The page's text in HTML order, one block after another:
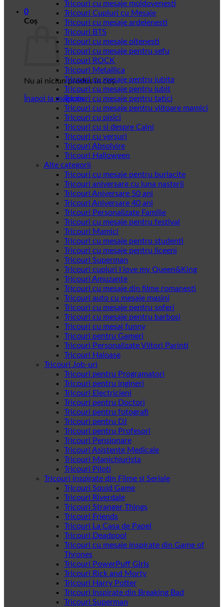
0
Coș
Nu ai niciun produs în coș.
Înapoi la magazin
Tricouri cu mesaje moldovenesti
Tricouri Cupluri cu Mesaje
Tricouri cu mesaje ardelenesti
Tricouri BTS
Tricouri cu mesaje oltenesti
Tricouri cu mesaje pentru sefu
Tricouri ROCK
Tricouri Metallica
Tricouri cu mesaje pentru iubita
Tricouri cu mesaje pentru iubit
Tricouri cu mesaje pentru tatici
Tricouri cu mesaje pentru viitoare mamici
Tricouri cu pisici
Tricouri cu si despre Caini
Tricouri cu versuri
Tricouri Absolvire
Tricouri Halloween
Alte categorii
Tricouri cu mesaje pentru burlacite
Tricouri aniversare cu luna nasterii
Tricouri Aniversare 50 ani
Tricouri Aniversare 40 ani
Tricouri Personalizate Familie
Tricouri cu mesaje pentru festival
Tricouri Mamici
Tricouri cu mesaje pentru studenti
Tricouri cu mesaje pentru liceeni
Tricouri Superman
Tricouri cupluri I love my Queen&King
Tricouri Amuzante
Tricouri cu mesaje din filme romanesti
Tricouri auto cu mesaje masini
Tricouri cu mesaje pentru soferi
Tricouri cu mesaje pentru barbosi
Tricouri cu mesaj funny
Tricouri pentru Gameri
Tricouri Personalizate Viitori Parinti
Tricouri Haioase
Tricouri Job-uri
Tricouri pentru Programatori
Tricouri pentru ingineri
Tricouri Electricieni
Tricouri pentru Doctori
Tricouri pentru fotografi
Tricouri pentru DJ
Tricouri pentru Profesori
Tricouri Pensionare
Tricouri Asistente Medicale
Tricouri Manichiurista
Tricouri Piloti
Tricouri inspirate din Filme si Seriale
Tricouri Squid Game
Tricouri Riverdale
Tricouri Stranger Things
Tricouri Friends
Tricouri La Casa de Papel
Tricouri Deadpool
Tricouri cu mesaje inspirate din Game of
Thrones
Tricouri PowerPuff Girls
Tricouri Rick and Morty
Tricouri Harry Potter
Tricouri Inspirate din Breaking Bad
Tricouri Superman